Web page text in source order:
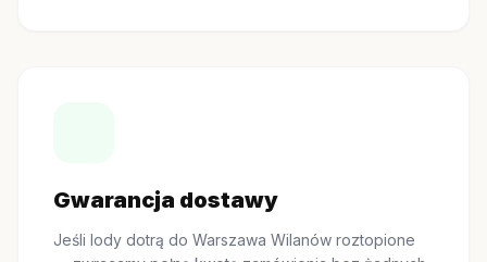
Gwarancja dostawy
Jeśli lody dotrą do Warszawa Wilanów roztopione